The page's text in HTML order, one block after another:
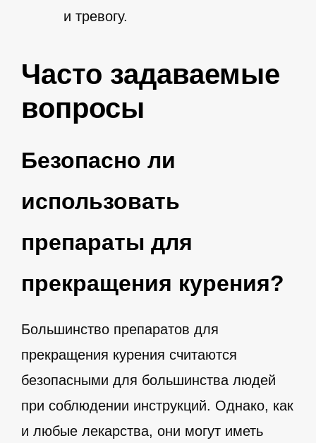
и тревогу.
Часто задаваемые
вопросы
Безопасно ли
использовать
препараты для
прекращения курения?
Большинство препаратов для
прекращения курения считаются
безопасными для большинства людей
при соблюдении инструкций. Однако, как
и любые лекарства, они могут иметь